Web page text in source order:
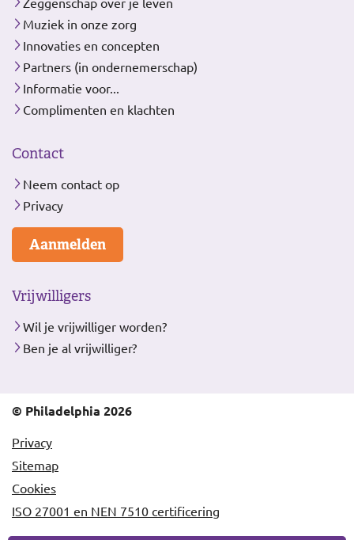
Muziek in onze zorg
Innovaties en concepten
Partners (in ondernemerschap)
Informatie voor...
Complimenten en klachten
Contact
Neem contact op
Privacy
Aanmelden
Vrijwilligers
Wil je vrijwilliger worden?
Ben je al vrijwilliger?
© Philadelphia 2026
Privacy
Sitemap
Cookies
ISO 27001 en NEN 7510 certificering